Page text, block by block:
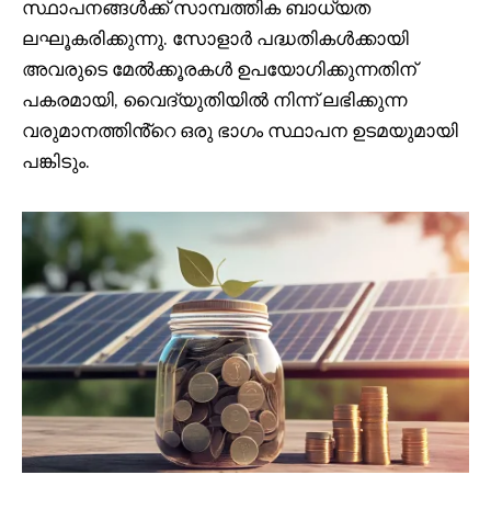
സ്ഥാപനങ്ങൾക്ക് സാമ്പത്തിക ബാധ്യത
ലഘൂകരിക്കുന്നു. സോളാർ പദ്ധതികൾക്കായി
അവരുടെ മേൽക്കൂരകൾ ഉപയോഗിക്കുന്നതിന്
പകരമായി, വൈദ്യുതിയിൽ നിന്ന് ലഭിക്കുന്ന
വരുമാനത്തിൻ്റെ ഒരു ഭാഗം സ്ഥാപന ഉടമയുമായി
പങ്കിടും.